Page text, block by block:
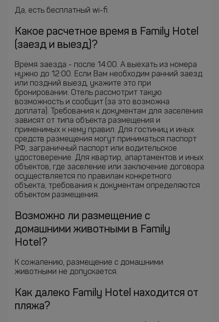
Да, есть бесплатный wi-fi.
Какое расчетное время в Family Hotel
(заезд и выезд)?
Время заезда - после 14:00. А выехать из номера
нужно до 12:00. Если Вам необходим ранний заезд
или поздний выезд, укажите это при
бронировании. Отель рассмотрит такую
возможность и сообщит (за это возможна
доплата). Требования к документам для заселения
зависят от типа объекта размещения и
применимых к нему правил. Для гостиниц и иных
средств размещения могут приниматься паспорт
РФ, заграничный паспорт или водительское
удостоверение. Для квартир, апартаментов и иных
объектов, где заселение или заключение договора
осуществляется по правилам конкретного
объекта, требования к документам определяются
объектом размещения.
Возможно ли размещение с
домашними животными в Family
Hotel?
К сожалению, размещение с домашними
животными не допускается.
Как далеко Family Hotel находится от
пляжа?